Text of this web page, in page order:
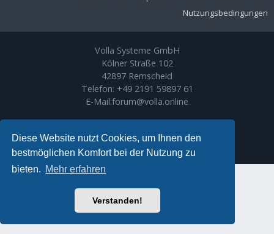
Diese Website nutzt Cookies, um Ihnen den
bestmöglichen Komfort bei der Nutzung zu
bieten. Mehr erfahren
Verstanden!
Nutzungsbedingungen
Volla Systeme GmbH
Kölner Straße 102
42897 Remscheid
Telefon: +49 2191 59897 61
E-Mail:forum@volla.online
Ariki Theme byGramziu